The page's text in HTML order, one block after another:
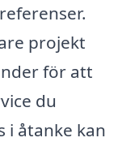
projekt
för att
du
i åtanke kan